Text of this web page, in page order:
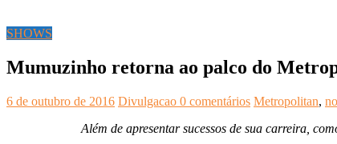
SHOWS
Mumuzinho retorna ao palco do
6 de outubro de 2016 Divulgacao 0 comentários Metropolitan,
Além de apresentar sucessos de sua carreira,